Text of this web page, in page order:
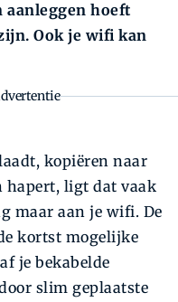
aanleggen hoeft
Ook je wifi kan
kopiëren naar
hapert, ligt dat vaak
maar aan je wifi. De
kortst mogelijke
je bekabelde
slim geplaatste